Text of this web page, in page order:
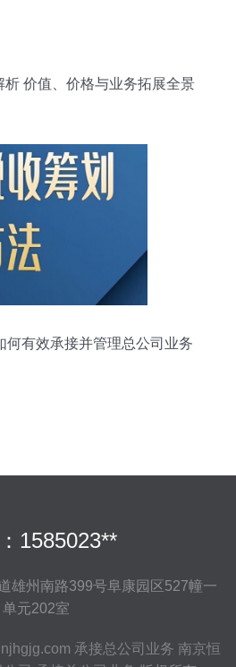
价值、价格与业务拓展全景
何有效承接并管理总公司业务
1585023**
雄州南路399号阜康园区527幢一
单元202室
承接总公司业务 南京恒